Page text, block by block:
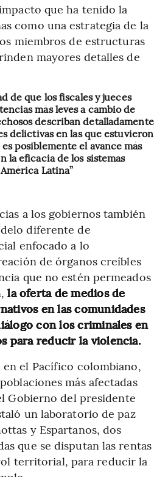
que ha tenido la
como una estrategia de la
miembros de estructuras
mayores detalles de
de que los fiscales y jueces
más leves a cambio de
describan detalladamente
delictivas en las que estuvieron
posiblemente el avance más
la eficacia de los sistemas
Latina”
a los gobiernos también
diferente de
enfocado a lo
de órganos creíbles
que no estén permeados
la oferta de medios de
en las comunidades
con los criminales en
para reducir la violencia.
en el Pacífico colombiano,
más afectadas
Gobierno del presidente
un laboratorio de paz
y Espartanos, dos
que se disputan las rentas
territorial, para reducir la